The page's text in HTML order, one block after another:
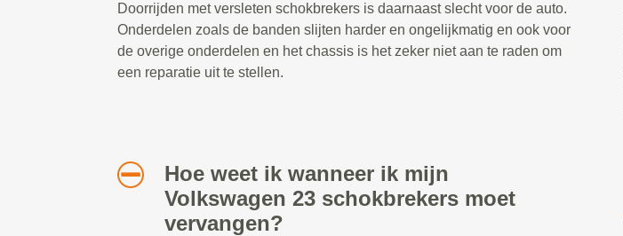
Doorrijden met versleten schokbrekers is daarnaast slecht voor de auto.
Onderdelen zoals de banden slijten harder en ongelijkmatig en ook voor
de overige onderdelen en het chassis is het zeker niet aan te raden om
een reparatie uit te stellen.
Hoe weet ik wanneer ik mijn
Volkswagen 23 schokbrekers moet
vervangen?